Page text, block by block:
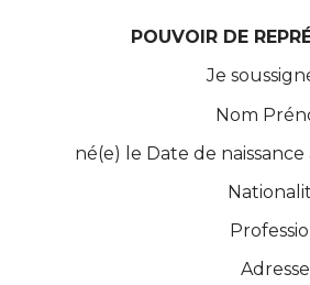
POUVOIR DE
Je
Nom
né(e) le Date de naissance
Adresse